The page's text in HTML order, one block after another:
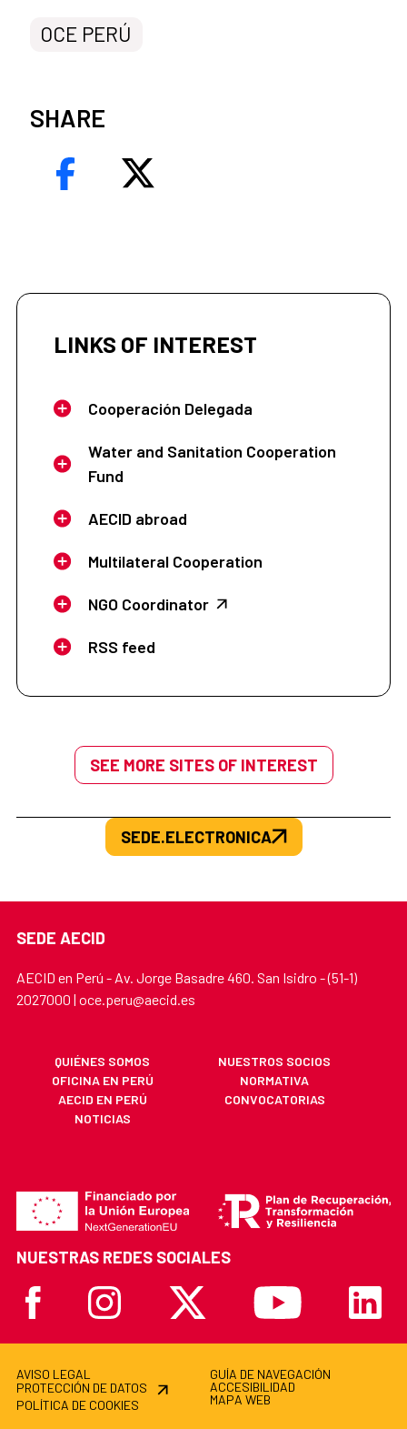
OCE PERÚ
SHARE
LINKS OF INTEREST
Cooperación Delegada
Water and Sanitation Cooperation
Fund
AECID abroad
Multilateral Cooperation
NGO Coordinator
RSS feed
SEE MORE SITES OF INTEREST
SEDE.ELECTRONICA
SEDE AECID
AECID en Perú - Av. Jorge Basadre 460. San Isidro - (51-1)
2027000 | oce.peru@aecid.es
QUIÉNES SOMOS
NUESTROS SOCIOS
OFICINA EN PERÚ
NORMATIVA
AECID EN PERÚ
CONVOCATORIAS
NOTICIAS
NUESTRAS REDES SOCIALES
FacebookInstagram X Youtube Linkedin
AVISO LEGAL
PROTECCIÓN DE DATOS
POLÍTICA DE COOKIES
GUÍA DE NAVEGACIÓN
ACCESIBILIDAD
MAPA WEB